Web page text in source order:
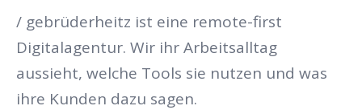
/ gebrüderheitz ist eine remote-first
Digitalagentur. Wir ihr Arbeitsalltag
aussieht, welche Tools sie nutzen und was
ihre Kunden dazu sagen.